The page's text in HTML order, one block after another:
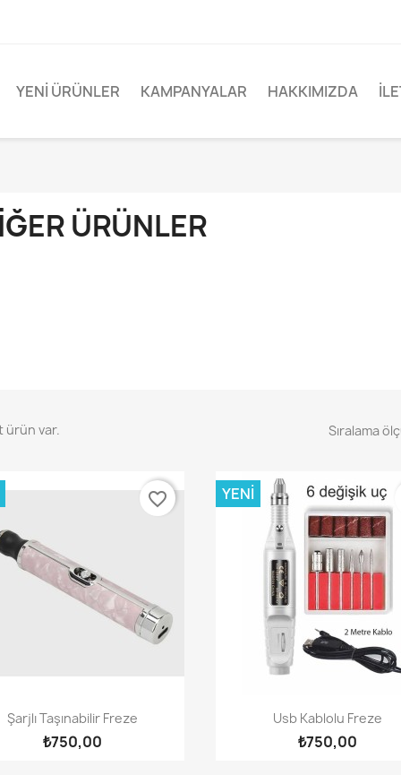
YENI ÜRÜNLER KAMPANYALAR HAKKIMIZDA
ÜRÜNLER
ürün var. Sıralama
Hızlı Görünüm
Şarjlı Taşınabilir Freze
₺750,00
favorite_border
Hızlı Görünüm
Usb Kablolu Freze
₺750,00
YENI